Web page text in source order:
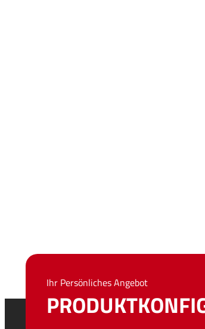
Ihr Persönliches Angebot